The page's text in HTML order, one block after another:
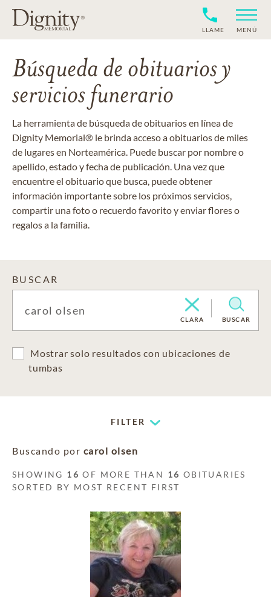
LLAME MENÚ
Búsqueda de obituarios y
servicios funerario
La herramienta de búsqueda de obituarios en línea de
Dignity Memorial® le brinda acceso a obituarios de miles
de lugares en Norteamérica. Puede buscar por nombre o
apellido, estado y fecha de publicación. Una vez que
encuentre el obituario que busca, puede obtener
información importante sobre los próximos servicios,
compartir una foto o recuerdo favorito y enviar flores o
regalos a la familia.
BUSCAR
CLARA BUSCAR
Mostrar solo resultados con ubicaciones de
tumbas
FILTER
Buscando por carol olsen
SHOWING 16 OF MORE THAN 16 OBITUARIES
SORTED BY MOST RECENT FIRST